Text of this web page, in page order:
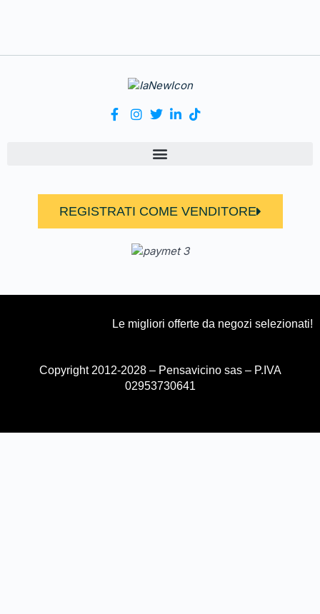
REGISTRATI COME VENDITORE
Copyright 2012-2028 – Pensavicino sas – P.IVA
02953730641
Le migliori offerte da negozi selezionati!